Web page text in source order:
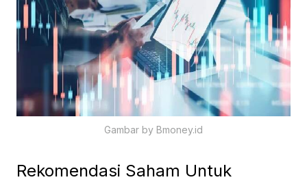
Gambar by Bmoney.id
Rekomendasi Saham Untuk